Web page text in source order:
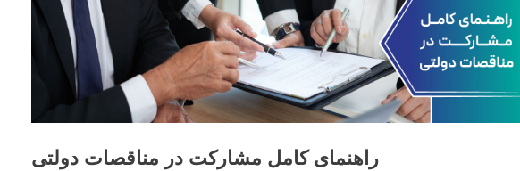
راهنمای کامل مشارکت در مناقصات دولتی